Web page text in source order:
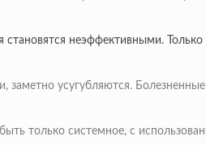
неэффективными.
заметно усугубляются.
только системное, с